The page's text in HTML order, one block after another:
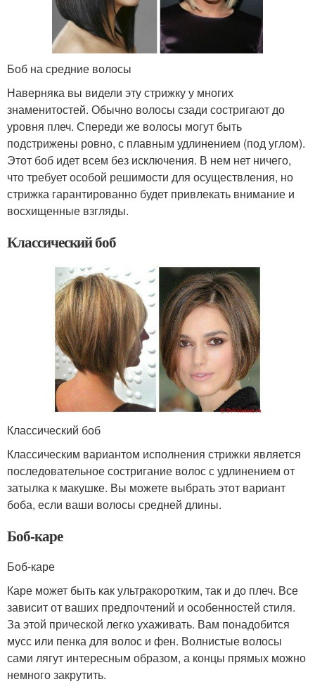
Боб на средние волосы
Наверняка вы видели эту стрижку у многих
знаменитостей. Обычно волосы сзади состригают до
уровня плеч. Спереди же волосы могут быть
подстрижены ровно, с плавным удлинением (под углом).
Этот боб идет всем без исключения. В нем нет ничего,
что требует особой решимости для осуществления, но
стрижка гарантированно будет привлекать внимание и
восхищенные взгляды.
Классический боб
Классический боб
Классическим вариантом исполнения стрижки является
последовательное состригание волос с удлинением от
затылка к макушке. Вы можете выбрать этот вариант
боба, если ваши волосы средней длины.
Боб-каре
Боб-каре
Каре может быть как ультракоротким, так и до плеч. Все
зависит от ваших предпочтений и особенностей стиля.
За этой прической легко ухаживать. Вам понадобится
мусс или пенка для волос и фен. Волнистые волосы
сами лягут интересным образом, а концы прямых можно
немного закрутить.